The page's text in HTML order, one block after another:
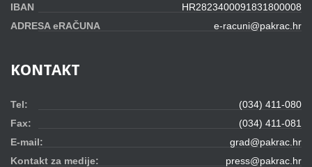
IBAN
HR2823400091831800008
ADRESA eRAČUNA
e-racuni@pakrac.hr
KONTAKT
Tel:
(034) 411-080
Fax:
(034) 411-081
E-mail:
grad@pakrac.hr
Kontakt za medije:
press@pakrac.hr